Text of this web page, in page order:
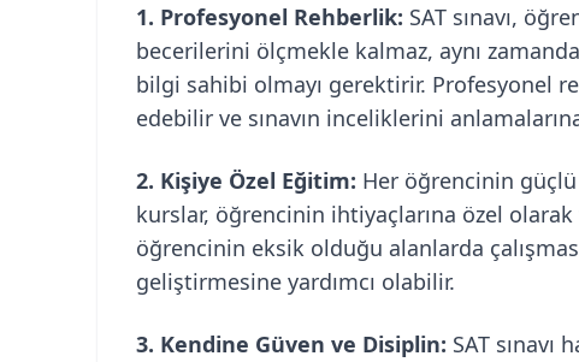
1. Profesyonel Rehberlik: SAT sınavı,
becerilerini ölçmekle kalmaz, aynı
bilgi sahibi olmayı gerektirir. Profesyonel
edebilir ve sınavın inceliklerini
2. Kişiye Özel Eğitim: Her öğrencinin güçlü
kurslar, öğrencinin ihtiyaçlarına özel
öğrencinin eksik olduğu alanlarda
geliştirmesine yardımcı olabilir.
3. Kendine Güven ve Disiplin: SAT sınavı